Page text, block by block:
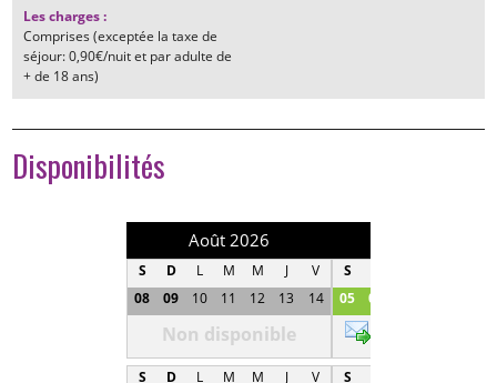
Les charges:
Comprises (exceptée la taxe de
séjour: 0,90€/nuit et par adulte de
+ de 18 ans)
Disponibilités
Août 2026
S D L M M J
V
08
09 10 11 12 13 14
Non disponible
S D L M M J V
S
05
06
S